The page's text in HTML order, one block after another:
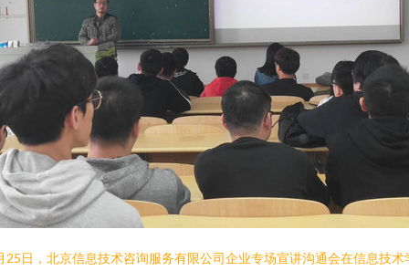
25日，北京信息技术咨询服务有限公司企业专场宣讲沟通会在信息技术